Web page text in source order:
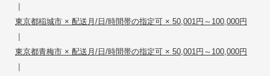
|
東京都稲城市 × 配送月/日/時間帯の指定可 × 50,001円～100,000円
|
東京都青梅市 × 配送月/日/時間帯の指定可 × 50,001円～100,000円
|